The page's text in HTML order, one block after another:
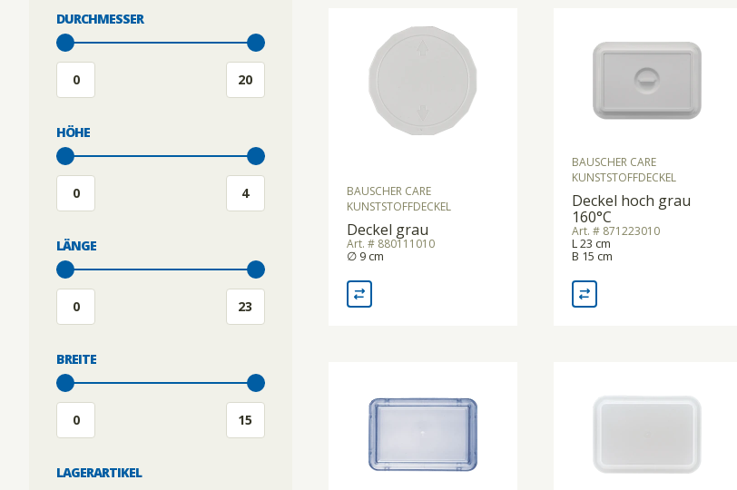
KÜHLGERÄTE/KÜHLVITRINEN
PASTAMASCHINEN
SAFTZENTRIFUGEN
SPEISETRANSPORT/GETRÄNKETRANSPORT
TABLETT-/TELLERTRANSPORTWAGEN
DURCHMESSER
HÖHE
LÄNGE
BREITE
LAGERARTIKEL
BAUSCHER CARE
KUNSTSTOFFDECKEL
Deckel grau
Art. # 880111010
∅ 9 cm
BAUSCHER CARE
KUNSTSTOFFDECKEL
Deckel hoch grau
160°C
Art. # 871223010
L 23 cm
B 15 cm